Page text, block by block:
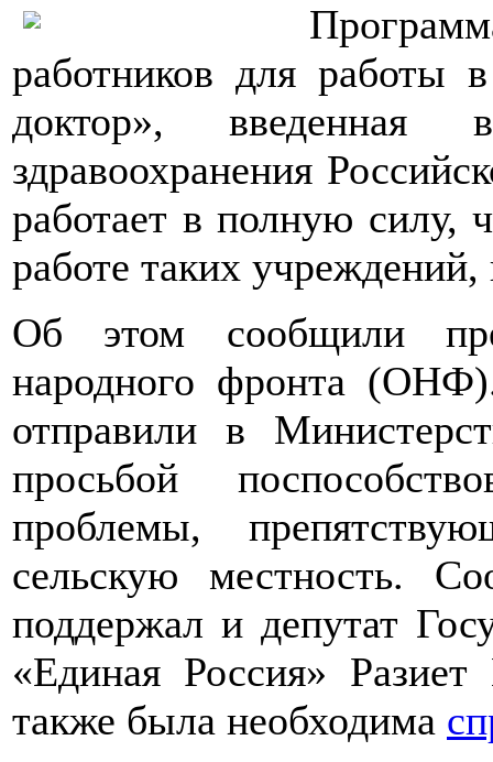
работников для работы
доктор», введенная
здравоохранения
работает в полную силу,
работе таких
Об этом сообщили
народного фронта
отправили в
просьбой
проблемы,
сельскую местность.
поддержал и депутат
«Единая Россия»
также была необходима